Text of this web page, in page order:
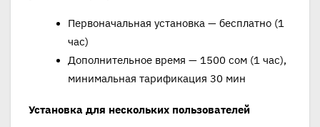
Первоначальная установка — бесплатно (1
час)
Дополнительное время — 1500 сом (1 час),
минимальная тарификация 30 мин
Установка для нескольких пользователей